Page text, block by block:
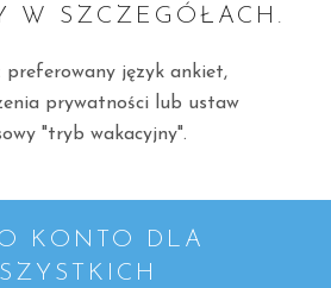
W SZCZEGÓŁACH.
preferowany język ankiet,
prywatności lub ustaw
"tryb wakacyjny".
KONTO DLA